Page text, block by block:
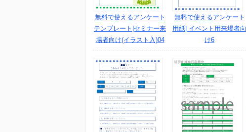
無料で使えるアンケート
テンプレート|セミナー来
場者向け(イラスト入)04
無料で使えるアンケート
用紙| イベント用来場者向
け6